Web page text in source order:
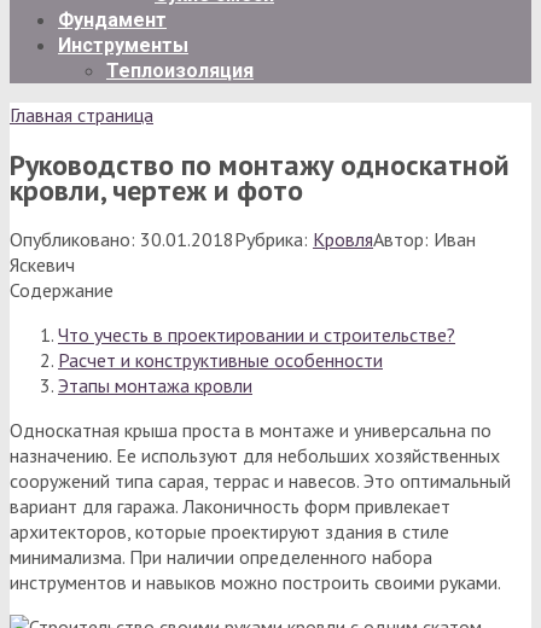
Фундамент
Инструменты
Теплоизоляция
Главная страница
Руководство по монтажу односкатной
кровли, чертеж и фото
Опубликовано: 30.01.2018Рубрика: КровляАвтор: Иван
Яскевич
Содержание
Что учесть в проектировании и строительстве?
Расчет и конструктивные особенности
Этапы монтажа кровли
Односкатная крыша проста в монтаже и универсальна по
назначению. Ее используют для небольших хозяйственных
сооружений типа сарая, террас и навесов. Это оптимальный
вариант для гаража. Лаконичность форм привлекает
архитекторов, которые проектируют здания в стиле
минимализма. При наличии определенного набора
инструментов и навыков можно построить своими руками.